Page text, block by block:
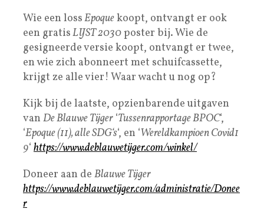
Wie een lossEpoquekoopt, ontvangt er ook
een gratisLIJST 2030poster bij. Wie de
gesigneerde versie koopt, ontvangt er twee,
en wie zich abonneert met schuifcassette,
krijgt ze alle vier! Waar wacht u nog op?
Kijk bij de laatste, opzienbarende uitgaven
van De Blauwe Tijger ‘Tussenrapportage BPOC‘,
‘Epoque (11), alle SDG‘s‘, en ‘Wereldkampioen Covid1
9‘https://www.deblauwetijger.com/winkel/​
Doneer aan de Blauwe Tijger
https://www.deblauwetijger.com/administratie/Donee
r